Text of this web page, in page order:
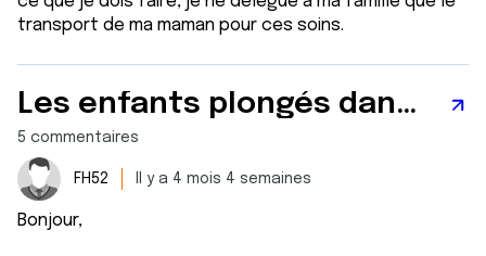
transport de ma maman pour ces soins.
Les enfants plongés dans le drame du cancer
5 commentaires
FH52 Il y a 4 mois 4 semaines
Bonjour,